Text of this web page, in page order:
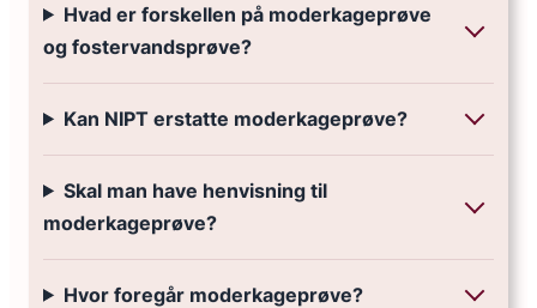
Hvad er forskellen på moderkageprøve
og fostervandsprøve?
Kan NIPT erstatte moderkageprøve?
Skal man have henvisning til
moderkageprøve?
Hvor foregår moderkageprøve?